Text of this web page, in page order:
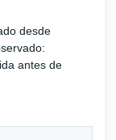
desde
antes de